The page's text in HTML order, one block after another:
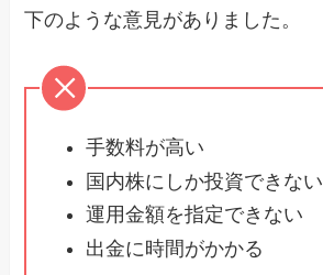
下のような意見がありました。
手数料が高い
国内株にしか投資できない
運用金額を指定できない
出金に時間がかかる